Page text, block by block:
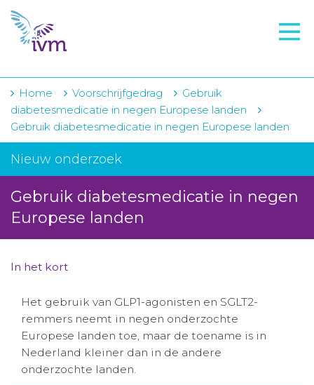
VMI
FTO voorbereiding
IVM-academie
Zorginstellingen
Projecten
Over IVM
Actueel
Contact
Winkelwagentje
Aanmelden nieuwsbrief
Inloggen
Home Voorschrijfgedrag
Gebruik
diabetesmedicatie in negen Europese landen
Gebruik diabetesmedicatie in negen Europese landen
Nieuw onderzoek
Gebruik diabetesmedicatie in negen
Europese landen
In het kort
Het gebruik van GLP1-agonisten en SGLT2-
remmers neemt in negen onderzochte
Europese landen toe, maar de toename is in
Nederland kleiner dan in de andere
onderzochte landen.